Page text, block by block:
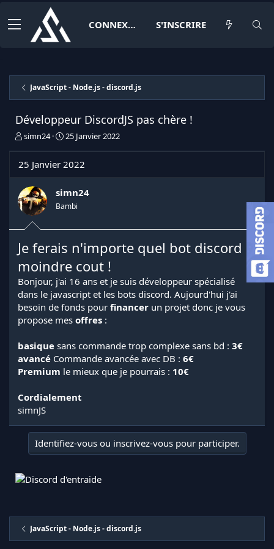
CONNEXION S'INSCRIRE
JavaScript - Node.js - discord.js
Développeur DiscordJS pas chère !
I
t
a
t
e
u
d
e
l
a
i
s
c
s
s
o
simn24
D
e
e
é
t
25 Janvier 2022
25 Janvier 2022
simn24
Bambi
Je ferais n'importe quel bot discord à
moindre cout !
Bonjour, j'ai 16 ans et je suis développeur spécialisé
dans le javascript et les bots discord. Aujourd'hui j'ai
besoin de fonds pour financer un projet donc je vous
propose mes offres :
basique sans commande trop complexe sans bd : 3€
avancé Commande avancée avec DB : 6€
Premium le mieux que je pourrais : 10€
Cordialement
simnJS
Identifiez-vous ou inscrivez-vous pour participer.
JavaScript - Node.js - discord.js